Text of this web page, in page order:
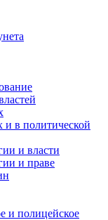
и в политической
и власти
и праве
и полицейское